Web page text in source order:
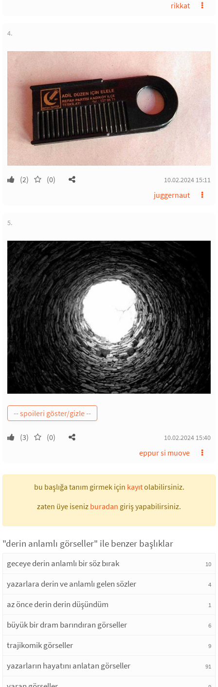
rikkat
4.
(2) (0) 10.02.2024 15:11
juggernaut
5.
(3) (0) 10.02.2024 15:40
eppur si muove
bu başlığa tanım girmek için kayıtolabilirsiniz.
zaten üye iseniz buradan giriş yapabilirsiniz.
"derin anlamlı görseller" ile benzer başlıklar
geceye derin anlamlı bir söz bırak 10
yazarlara derin ve anlamlı gelen sözler 4
az önce derin derin düşündüm 1
büyük bir dram barındıran görseller 6
trajikomik görseller 9
yazarların hayatını anlatan görseller 91